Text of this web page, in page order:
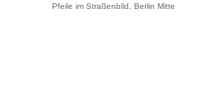
Pfeile im Straßenbild, Berlin Mitte